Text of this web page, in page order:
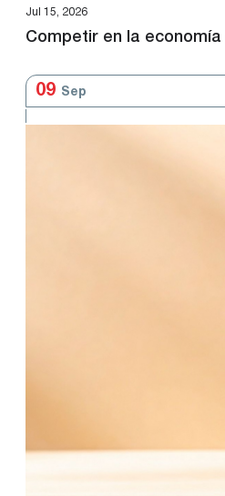
Jul 15, 2026
Competir en la economía
09 Sep